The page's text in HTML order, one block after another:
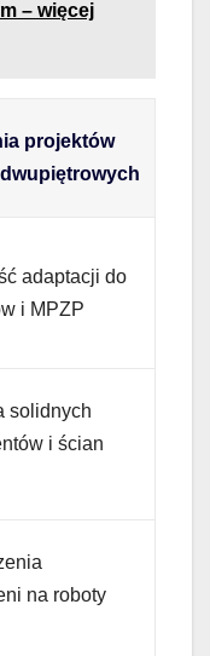
– więcej
projektów
adaptacji do
i MPZP
solidnych
i ścian
na roboty